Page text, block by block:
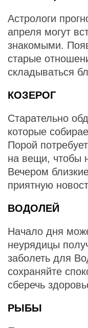
Астрологи
апреля могут
знакомыми.
старые
складываться
КОЗЕРОГ
Старательно
которые
Порой
на вещи, чтобы
Вечером
приятную
ВОДОЛЕЙ
Начало дня
неурядицы
заболеть для
сохраняйте
сберечь
РЫБЫ